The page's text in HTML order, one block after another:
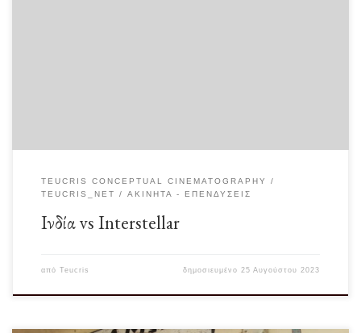
TEUCRIS CONCEPTUAL CINEMATOGRAPHY
TEUCRIS_NET
ΑΚΊΝΗΤΑ - ΕΠΕΝΔΎΣΕΙΣ
Ινδία vs Interstellar
από Teucris δημοσιευμένο25 Αυγούστου 2023